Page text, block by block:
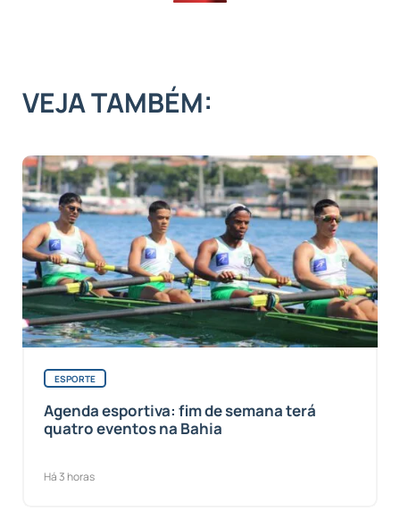
VEJA TAMBÉM:
ESPORTE
Agenda esportiva: fim de semana terá
quatro eventos na Bahia
Há 3 horas